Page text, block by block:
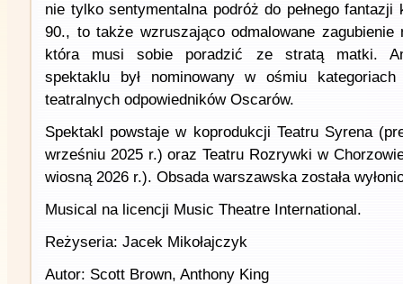
nie tylko sentymentalna podróż do pełnego fantazji
90., to także wzruszająco odmalowane zagubienie
która musi sobie poradzić ze stratą matki.
spektaklu był nominowany w ośmiu
teatralnych odpowiedników Oscarów.
Spektakl powstaje w koprodukcji Teatru Syrena
wrześniu 2025 r.) oraz Teatru Rozrywki w
wiosną 2026 r.). Obsada warszawska została
Musical na licencji Music Theatre International.
Reżyseria: Jacek Mikołajczyk
Autor: Scott Brown, Anthony King